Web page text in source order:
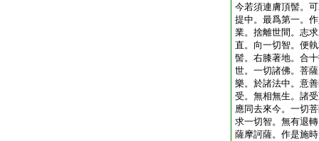
今若須連膚頂髻。
提中。最爲第一。
業。捨離世間。志
直。向一切智。便
髻。右膝著地。合
世。一切諸佛。菩
樂。於諸法中。意
受。無相無生。諸
應同去來今。一切
求一切智。無有退
薩摩訶薩。作是施